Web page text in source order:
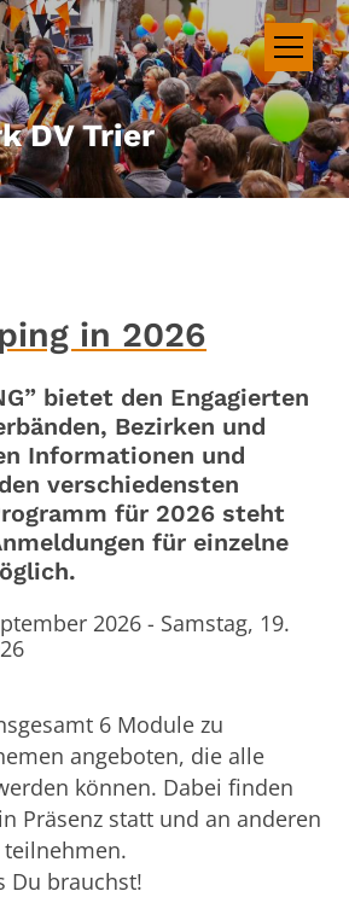
DV Trier
in 2026
bietet den Engagierten
Bezirken und
Informationen und
verschiedensten
für 2026 steht
für einzelne
2026 - Samstag, 19.
6 Module zu
angeboten, die alle
können. Dabei finden
Präsenz statt und an anderen
Du brauchst!